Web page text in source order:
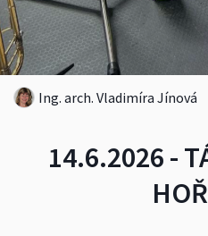
14.6.2026 -
Ing. arch. Vladimíra Jínová